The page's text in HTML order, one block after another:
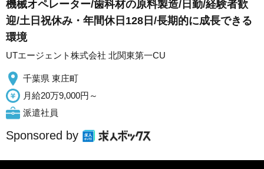
機械オペレーター/歯科材の原料製造/日勤/経験者歓
迎/土日祝休み・年間休日128日/長期的に成長できる
環境
UTエージェント株式会社 北関東第一CU
千葉県 東庄町
月給20万9,000円～
派遣社員
Sponsored by